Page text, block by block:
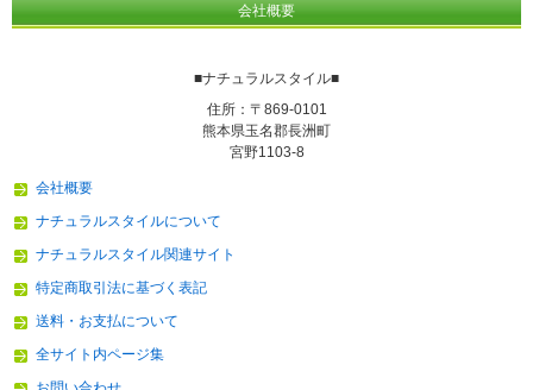
会社概要
■ナチュラルスタイル■
住所：〒869-0101
熊本県玉名郡長洲町
宮野1103-8
会社概要
ナチュラルスタイルについて
ナチュラルスタイル関連サイト
特定商取引法に基づく表記
送料・お支払について
全サイト内ページ集